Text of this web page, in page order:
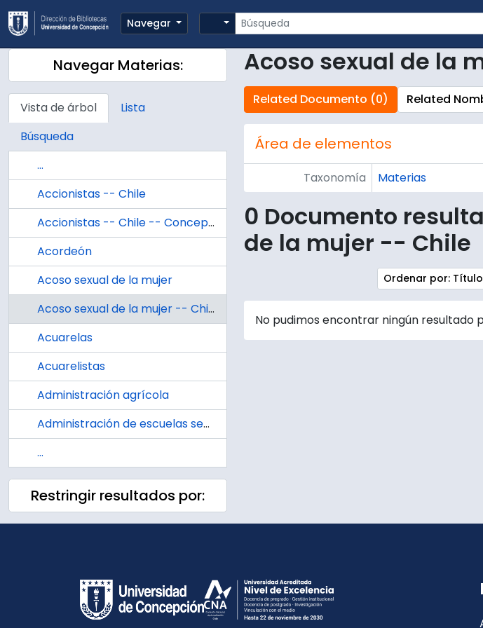
Skip to main content
Navegar
Búsqueda
Search options
Navegar Materias:
Vista de árbol
Lista
Búsqueda
...
Accionistas -- Chile
Accionistas -- Chile -- Concepción -- Nóminas
Acordeón
Acoso sexual de la mujer
Acoso sexual de la mujer -- Chile
Acuarelas
Acuarelistas
Administración agrícola
Administración de escuelas secundarias
...
Restringir resultados por:
Acoso sexual de la
Related Documento (0) Related
Área de elementos
Taxonomía Materias
0 Documento
de la mujer -- Chile
Ordenar por: Título
No pudimos encontrar ningún resultado